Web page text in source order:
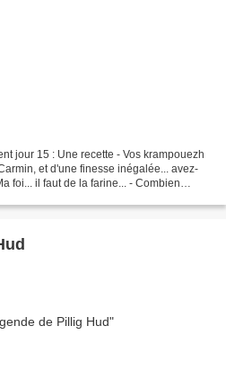
jour 15 : Une recette - Vos krampouezh
et d'une finesse inégalée... avez-
foi... il faut de la farine... - Combien